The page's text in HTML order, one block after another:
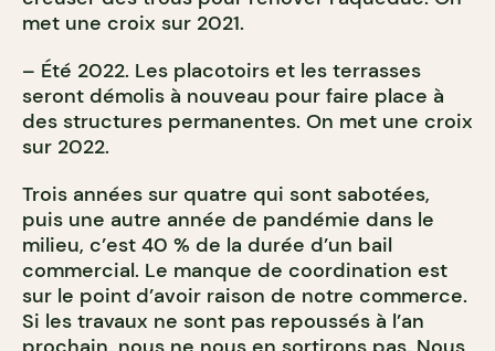
met une croix sur 2021.
– Été 2022. Les placotoirs et les terrasses
seront démolis à nouveau pour faire place à
des structures permanentes. On met une croix
sur 2022.
Trois années sur quatre qui sont sabotées,
puis une autre année de pandémie dans le
milieu, c’est 40 % de la durée d’un bail
commercial. Le manque de coordination est
sur le point d’avoir raison de notre commerce.
Si les travaux ne sont pas repoussés à l’an